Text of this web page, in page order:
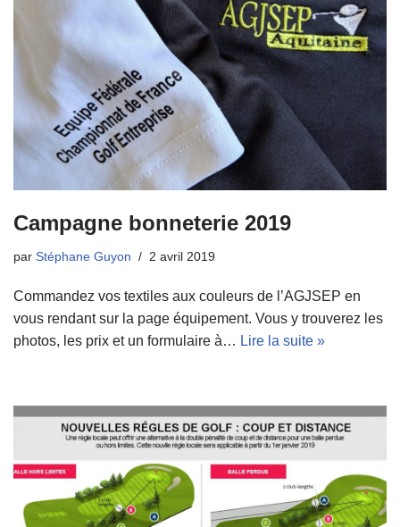
Campagne bonneterie 2019
par Stéphane Guyon 2 avril 2019
Commandez vos textiles aux couleurs de l’AGJSEP en
vous rendant sur la page équipement. Vous y trouverez les
photos, les prix et un formulaire à… Lire la suite »